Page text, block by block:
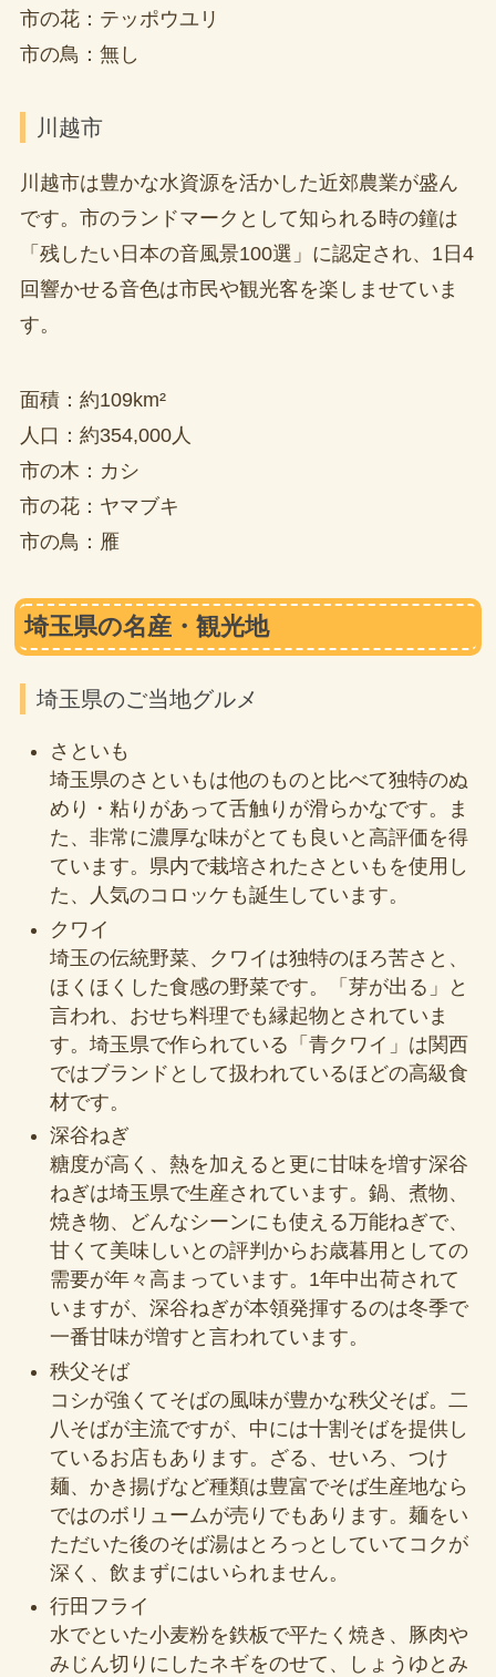
市の花：テッポウユリ
市の鳥：無し
川越市
川越市は豊かな水資源を活かした近郊農業が盛ん
です。市のランドマークとして知られる時の鐘は
「残したい日本の音風景100選」に認定され、1日4
回響かせる音色は市民や観光客を楽しませていま
す。
面積：約109km²
人口：約354,000人
市の木：カシ
市の花：ヤマブキ
市の鳥：雁
埼玉県の名産・観光地
埼玉県のご当地グルメ
さといも
埼玉県のさといもは他のものと比べて独特のぬ
めり・粘りがあって舌触りが滑らかなです。ま
た、非常に濃厚な味がとても良いと高評価を得
ています。県内で栽培されたさといもを使用し
た、人気のコロッケも誕生しています。
クワイ
埼玉の伝統野菜、クワイは独特のほろ苦さと、
ほくほくした食感の野菜です。「芽が出る」と
言われ、おせち料理でも縁起物とされていま
す。埼玉県で作られている「青クワイ」は関西
ではブランドとして扱われているほどの高級食
材です。
深谷ねぎ
糖度が高く、熱を加えると更に甘味を増す深谷
ねぎは埼玉県で生産されています。鍋、煮物、
焼き物、どんなシーンにも使える万能ねぎで、
甘くて美味しいとの評判からお歳暮用としての
需要が年々高まっています。1年中出荷されて
いますが、深谷ねぎが本領発揮するのは冬季で
一番甘味が増すと言われています。
秩父そば
コシが強くてそばの風味が豊かな秩父そば。二
八そばが主流ですが、中には十割そばを提供し
ているお店もあります。ざる、せいろ、つけ
麺、かき揚げなど種類は豊富でそば生産地なら
ではのボリュームが売りでもあります。麺をい
ただいた後のそば湯はとろっとしていてコクが
深く、飲まずにはいられません。
行田フライ
水でといた小麦粉を鉄板で平たく焼き、豚肉や
みじん切りにしたネギをのせて、しょうゆとみ